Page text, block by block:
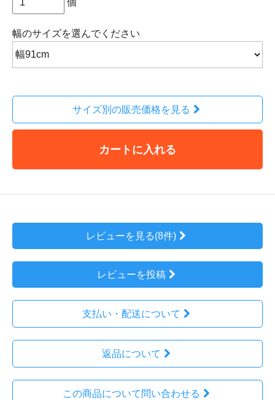
個
幅のサイズを選んでください
サイズ別の販売価格を見る
カートに入れる
レビューを見る(8件)
レビューを投稿
支払い・配送について
返品について
この商品について問い合わせる